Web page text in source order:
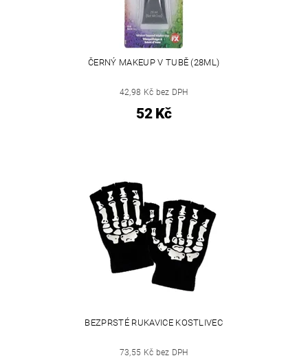
ČERNÝ MAKEUP V TUBĚ (28ML)
42,98 Kč bez DPH
52 Kč
BEZPRSTÉ RUKAVICE KOSTLIVEC
73,55 Kč bez DPH